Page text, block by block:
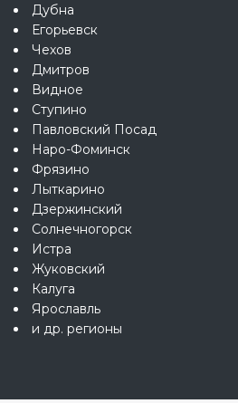
Дубна
Егорьевск
Чехов
Дмитров
Видное
Ступино
Павловский Посад
Наро-Фоминск
Фрязино
Лыткарино
Дзержинский
Солнечногорск
Истра
Жуковский
Калуга
Ярославль
и др. регионы